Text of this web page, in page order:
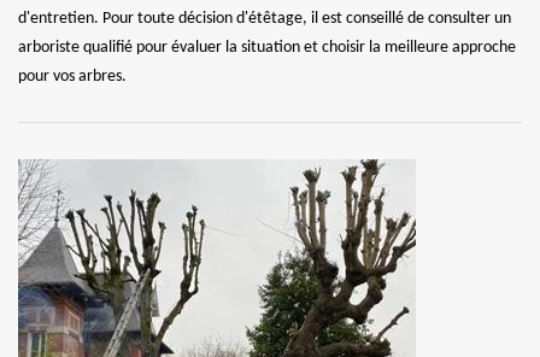
d'entretien. Pour toute décision d'étêtage, il est conseillé de consulter un
arboriste qualifié pour évaluer la situation et choisir la meilleure approche
pour vos arbres.